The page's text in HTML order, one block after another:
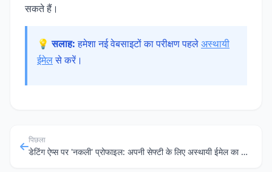
सकते हैं।
💡 सलाह:हमेशा नई वेबसाइटों का परीक्षण पहलेअस्थायी
ईमेलसे करें।
पिछला
डेटिंग ऐप्स पर 'नकली' प्रोफाइल: अपनी सेफ्टी के लिए अस्थायी ईमेल का जादू